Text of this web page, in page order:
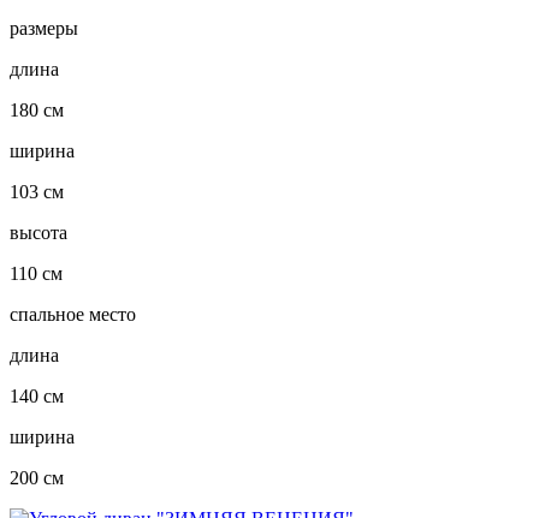
размеры
длина
180 см
ширина
103 см
высота
110 см
спальное место
длина
140 см
ширина
200 см